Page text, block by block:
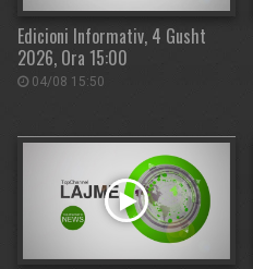
Edicioni Informativ, 4 Gusht
2026, Ora 15:00
04/08 15:50